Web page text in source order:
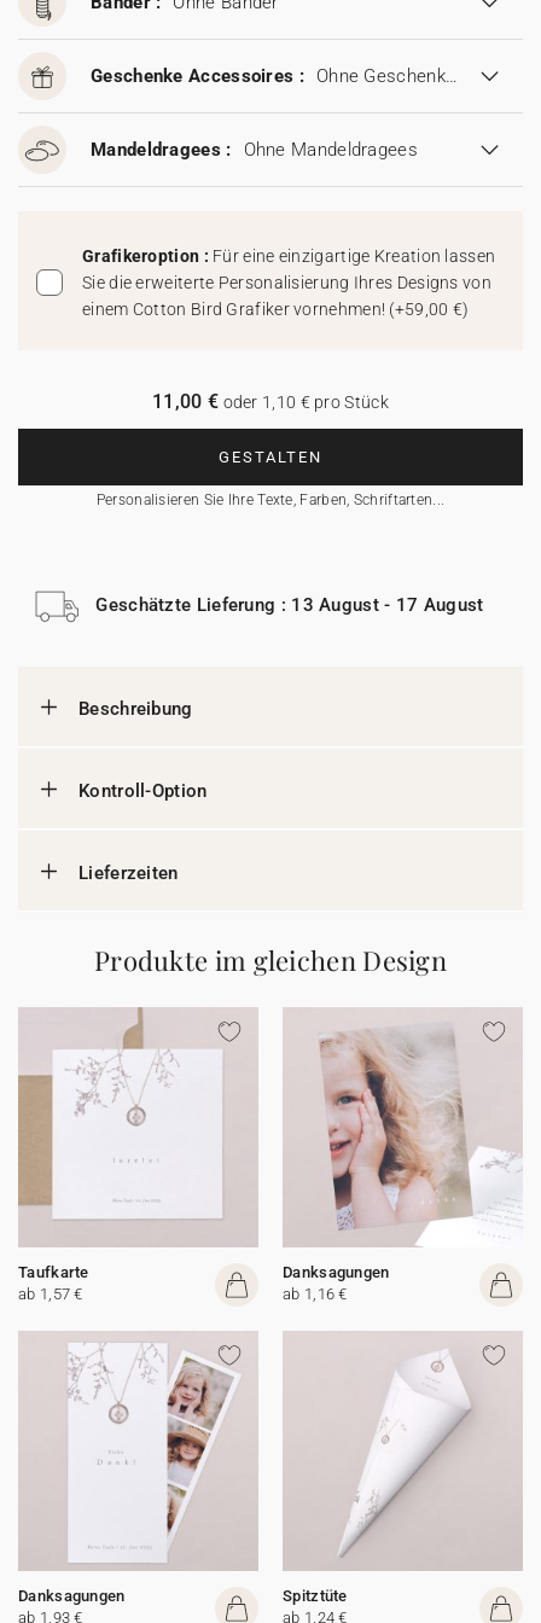
Geschenke Accessoires : Ohne Geschenke Accessoires
Mandeldragees : Ohne Mandeldragees
Grafikeroption : Für eine einzigartige Kreation lassen
Sie die erweiterte Personalisierung Ihres Designs von
einem Cotton Bird Grafiker vornehmen! (+59,00 €)
GESTALTEN
Personalisieren Sie Ihre Texte, Farben, Schriftarten...
11,00 € oder 1,10 € pro Stück
Geschätzte Lieferung : 13 August - 17 August
Beschreibung
Kontroll-Option
Lieferzeiten
Produkte im gleichen Design
Taufkarte
ab 1,57 €
Danksagungen
ab 1,16 €
Danksagungen
ab 1,93 €
Spitztüte
ab 1,24 €